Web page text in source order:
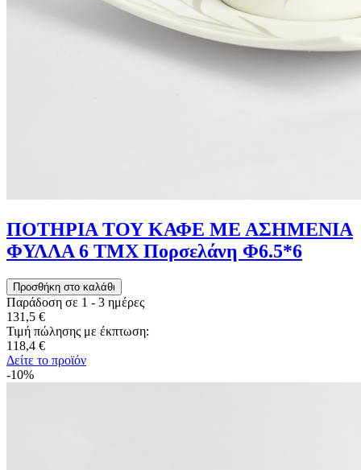
ΠΟΤΗΡΙΑ ΤΟΥ ΚΑΦΕ ΜΕ ΑΣΗΜΕΝΙΑ
ΦΥΛΛΑ 6 ΤΜΧ Πορσελάνη Φ6.5*6
Παράδοση σε 1 - 3 ημέρες
131,5 €
Τιμή πώλησης με έκπτωση:
118,4 €
Δείτε το προϊόν
-10%